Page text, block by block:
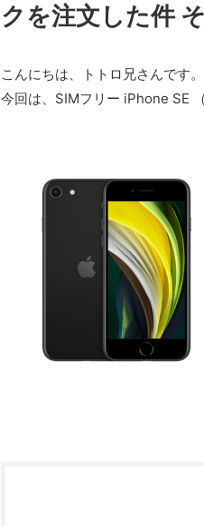
クを注文した件
こんにちは、トトロ兄さんです。
今回は、SIMフリー iPhone SE